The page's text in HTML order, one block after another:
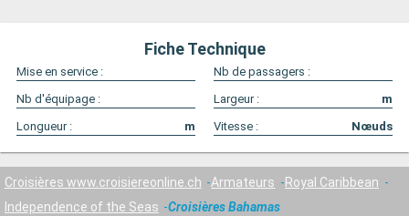
Fiche Technique
Mise en service :
Nb de passagers :
Nb d'équipage :
Largeur :
m
Longueur :
m Vitesse : Nœuds
Croisières www.croisiereonline.ch Armateurs
Royal Caribbean
Independence of the Seas
Croisières Bahamas